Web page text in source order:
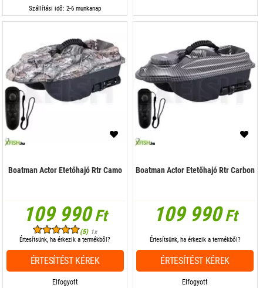
Szállítási idő: 2-6 munkanap
Boatman Actor Etetőhajó Rtr Camo
109 990Ft
(5) 1x
Elfogyott
Értesítsünk, ha érkezik a termékből?
ÉRTESÍTÉST KÉREK
Boatman Actor Etetőhajó Rtr Carbon
109 990Ft
Elfogyott
Értesítsünk, ha érkezik a termékből?
ÉRTESÍTÉST KÉREK